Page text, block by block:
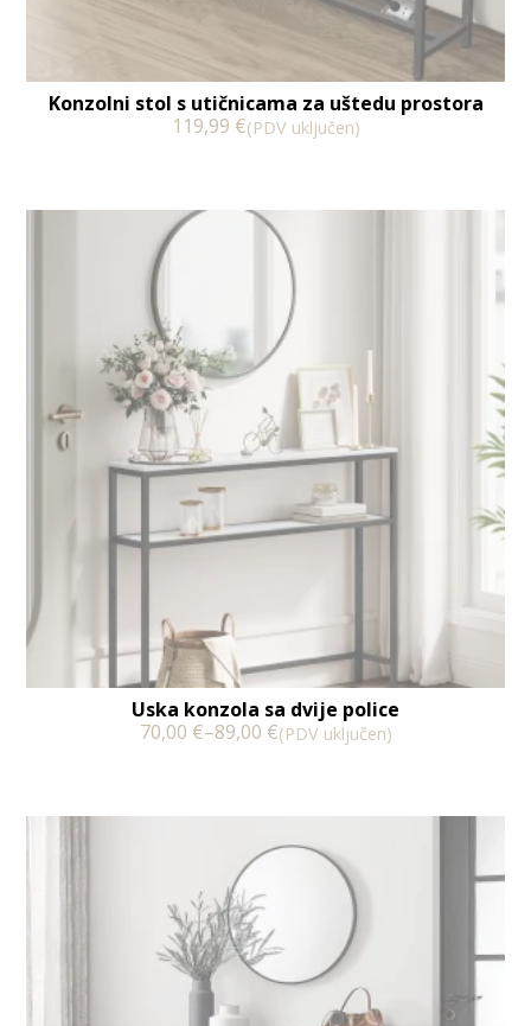
Konzolni stol s utičnicama za uštedu prostora
119,99 €(PDV uključen)
Uska konzola sa dvije police
70,00 €–89,00 €(PDV uključen)